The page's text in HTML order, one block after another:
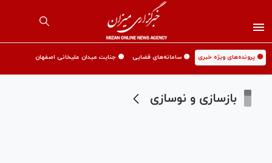
🟡 پرونده‌های ویژه خبری 🟡 سامانه‌های قضایی 🟡 جنایت میدان علیخانی اصفهان
بازسازی و نوسازی